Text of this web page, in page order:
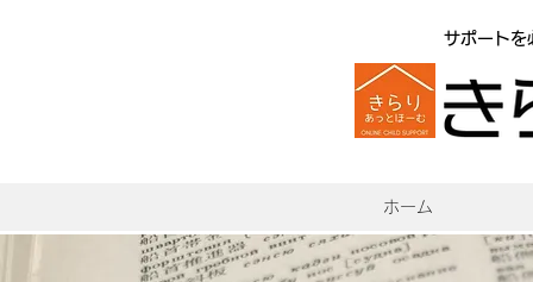
サポートを
ホーム